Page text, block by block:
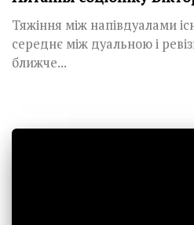
Тяжіння між напівдуалами
середнє між дуальною і
ближче...